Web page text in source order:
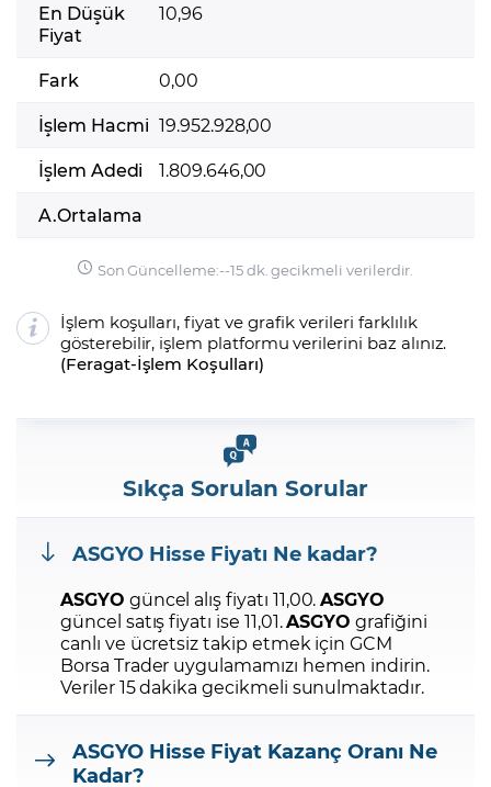
En Düşük
Fiyat
10,96
Fark
0,00
İşlem Hacmi 19.952.928,00
İşlem Adedi
1.809.646,00
A.Ortalama
Son Güncelleme:--15 dk. gecikmeli verilerdir.
İşlem koşulları, fiyat ve grafik verileri farklılık
gösterebilir, işlem platformu verilerini baz alınız.
(Feragat-İşlem Koşulları)
Sıkça Sorulan Sorular
ASGYO Hisse Fiyatı Ne kadar?
ASGYO güncel alış fiyatı 11,00.ASGYO
güncel satış fiyatı ise 11,01.ASGYO grafiğini
canlı ve ücretsiz takip etmek için GCM
Borsa Trader uygulamamızı hemen indirin.
Veriler 15 dakika gecikmeli sunulmaktadır.
ASGYO Hisse Fiyat Kazanç Oranı Ne
Kadar?